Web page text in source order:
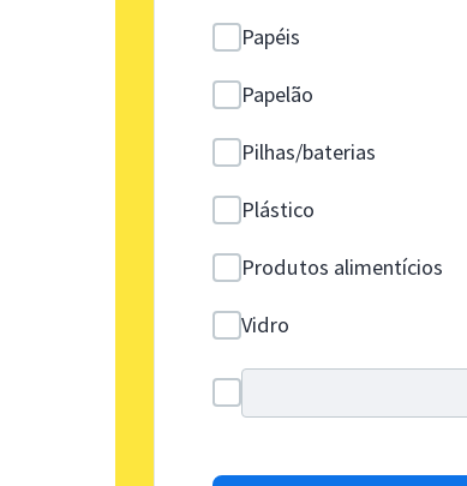
Papéis
Papelão
Pilhas/baterias
Plástico
Produtos alimentícios
Vidro